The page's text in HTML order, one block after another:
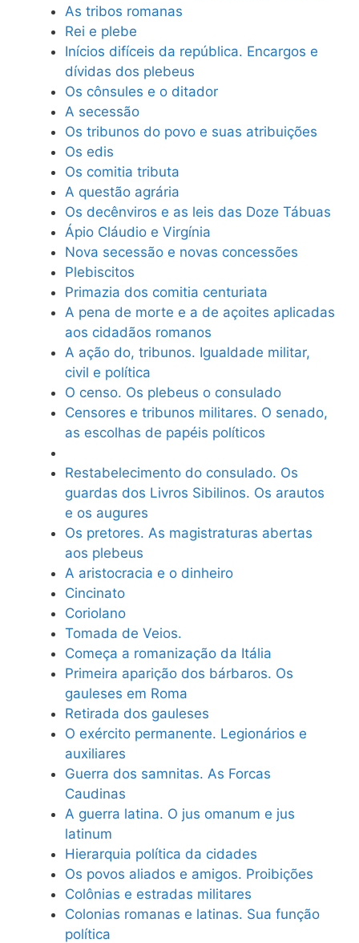
As tribos romanas
Rei e plebe
Inícios difíceis da república. Encargos e
dívidas dos plebeus
Os cônsules e o ditador
A secessão
Os tribunos do povo e suas atribuições
Os edis
Os comitia tributa
A questão agrária
Os decênviros e as leis das Doze Tábuas
Ápio Cláudio e Virgínia
Nova secessão e novas concessões
Plebiscitos
Primazia dos comitia centuriata
A pena de morte e a de açoites aplicadas
aos cidadãos romanos
A ação do, tribunos. Igualdade militar,
civil e política
O censo. Os plebeus o consulado
Censores e tribunos militares. O senado,
as escolhas de papéis políticos
Restabelecimento do consulado. Os
guardas dos Livros Sibilinos. Os arautos
e os augures
Os pretores. As magistraturas abertas
aos plebeus
A aristocracia e o dinheiro
Cincinato
Coriolano
Tomada de Veios.
Começa a romanização da Itália
Primeira aparição dos bárbaros. Os
gauleses em Roma
Retirada dos gauleses
O exército permanente. Legionários e
auxiliares
Guerra dos samnitas. As Forcas
Caudinas
A guerra latina. O jus omanum e jus
latinum
Hierarquia política da cidades
Os povos aliados e amigos. Proibições
Colônias e estradas militares
Colonias romanas e latinas. Sua função
política